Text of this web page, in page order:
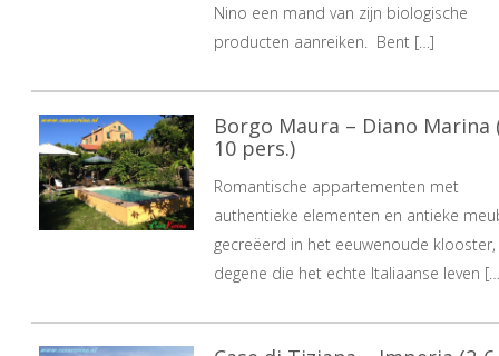
Nino een mand van zijn biologische
producten aanreiken. Bent […]
Borgo Maura – Diano Marina
10 pers.)
Romantische appartementen met
authentieke elementen en antieke
gecreëerd in het eeuwenoude
degene die het echte Italiaanse leven